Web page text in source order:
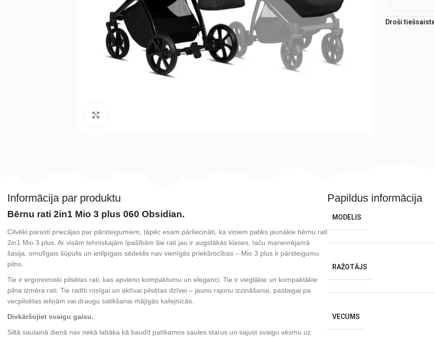
Droši
Informācija par produktu
Bērnu rati 2in1 Mio 3 plus 060 Obsidian.
Cilvēki parasti priecājas par pārsteigumiem, tāpēc esam pārliecināti, ka viņiem patiks jaunākie bērnu rati
2in1 Mio 3 plus. Ar visām tehniskajām īpašībām šie rati jau ir augstākās klases, taču manevrējamā
šasija, omulīgais šūpulis un ietilpīgais sēdeklis nav vienīgās priekšrocības – Mio 3 plus ir pārsteigumu
pilns.
Tie ir ergonomiski pilsētas rati, kas apvieno kompaktumu un eleganci. Tie ir vieglākie un kompaktākie
pilna izmēra rati. Tie radīti rosīgai un aktīvai pilsētas dzīvei – jaunu rajonu izzināšanai, pastaigai pa
vecpilsētas ieliņām vai draugu satikšanai mājīgās kafejnīcās.
Divkāršojiet svaigu gaisu.
Siltā saulainā dienā nav nekā labāka kā baudīt patīkamos saules starus un sajust svaigu vēsmu uz
Papildus informācija
MODELIS
RAŽOTĀJS
VECUMS